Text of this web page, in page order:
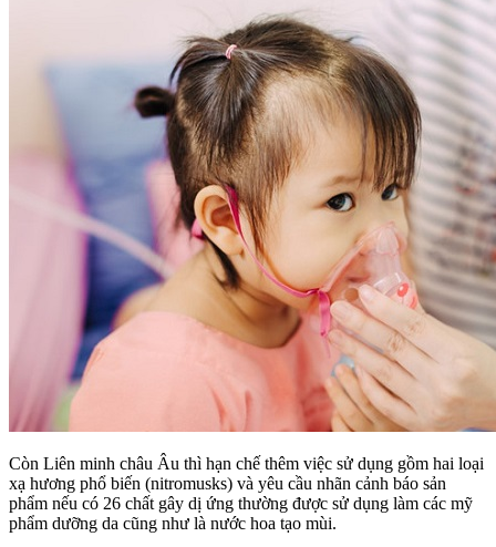
Còn Liên minh châu Âu thì hạn chế thêm việc sử dụng gồm hai loại
xạ hương phổ biến (nitromusks) và yêu cầu nhãn cảnh báo sản
phẩm nếu có 26 chất gây dị ứng thường được sử dụng làm các mỹ
phẩm dưỡng da cũng như là nước hoa tạo mùi.